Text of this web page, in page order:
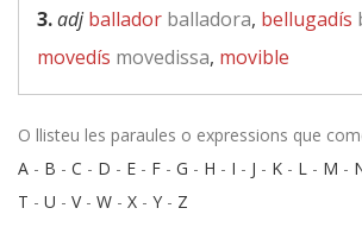
3.adj ballador balladora, bellugadís
movedís movedissa, movible
O llisteu les paraules o expressions que
A - B - C - D - E - F - G - H - I - J - K - L - M -
T - U - V- W - X - Y - Z